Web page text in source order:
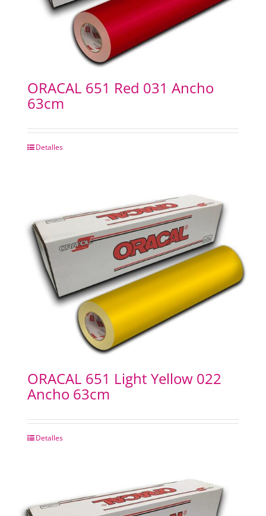
ORACAL 651 Red 031 Ancho
63cm
Detalles
ORACAL 651 Light Yellow 022
Ancho 63cm
Detalles